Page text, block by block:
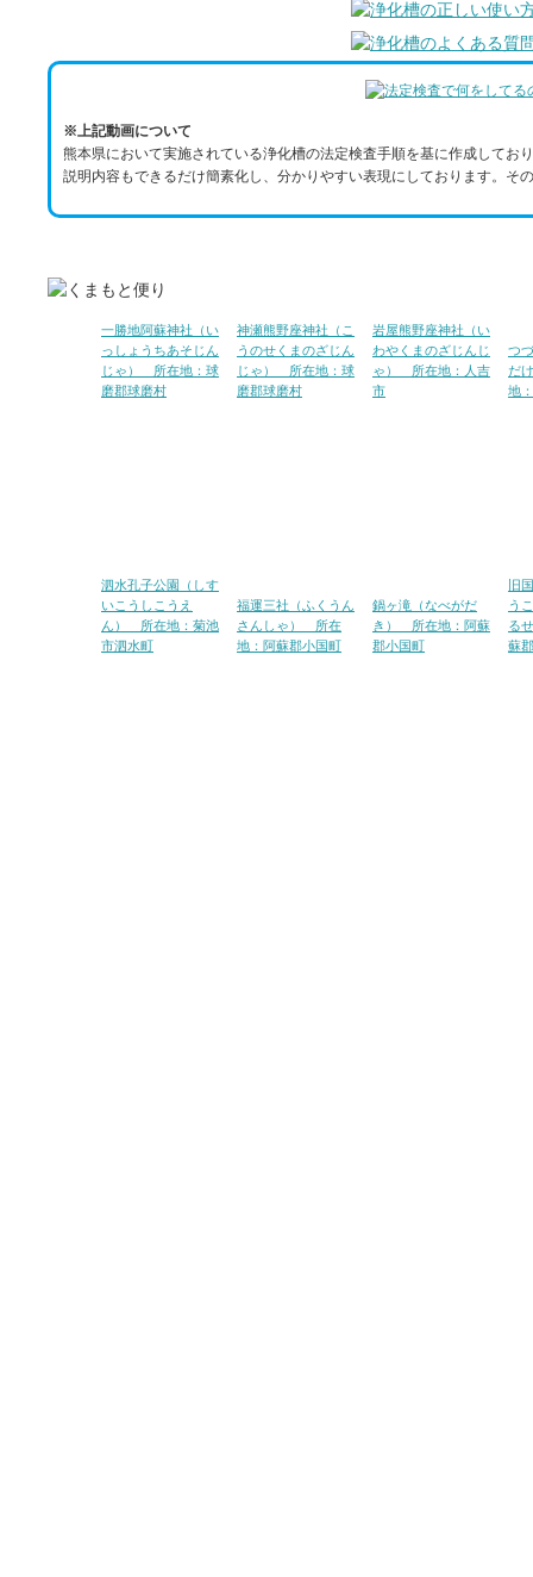
※上記動画について
熊本県において実施されている浄化槽の法定検査手順を基に作成して
説明内容もできるだけ簡素化し、分かりやすい表現にしております。そ
一勝地阿蘇神社（い
っしょうちあそじん
じゃ） 所在地：球
磨郡球磨村
神瀬熊野座神社（こ
うのせくまのざじん
じゃ） 所在地：球
磨郡球磨村
岩屋熊野座神社（い
わやくまのざじんじ
ゃ） 所在地：人吉
市
つ
だ
地
泗水孔子公園（しす
いこうしこうえ
ん） 所在地：菊池
市泗水町
福運三社（ふくうん
さんしゃ） 所在
地：阿蘇郡小国町
鍋ヶ滝（なべがだ
き） 所在地：阿蘇
郡小国町
旧
う
る
蘇